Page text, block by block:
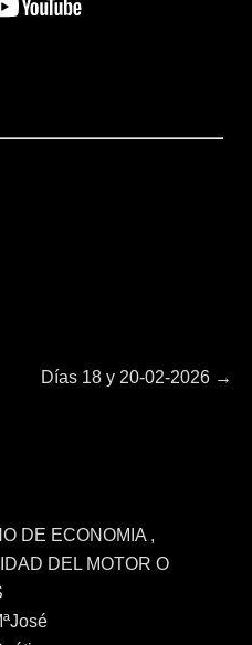
Entrada
Días 18 y 20-02-2026 →
DE ECONOMIA ,
DEL MOTOR O